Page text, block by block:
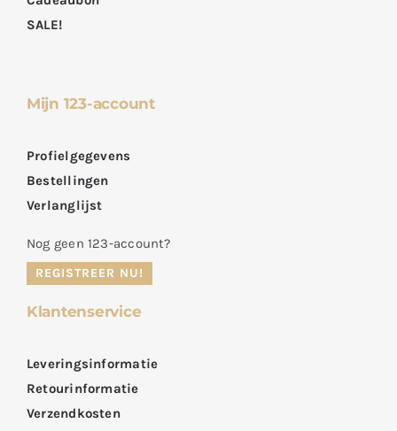
SALE!
Mijn 123-account
Profielgegevens
Bestellingen
Verlanglijst
Nog geen 123-account?
REGISTREER NU!
Klantenservice
Leveringsinformatie
Retourinformatie
Verzendkosten